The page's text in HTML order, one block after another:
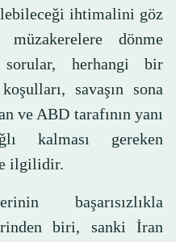
ihtimalini göz
dönme
herhangi bir
savaşın sona
ve ABD tarafının yanı
kalması gereken
ilgilidir.
başarısızlıkla
biri, sanki İran